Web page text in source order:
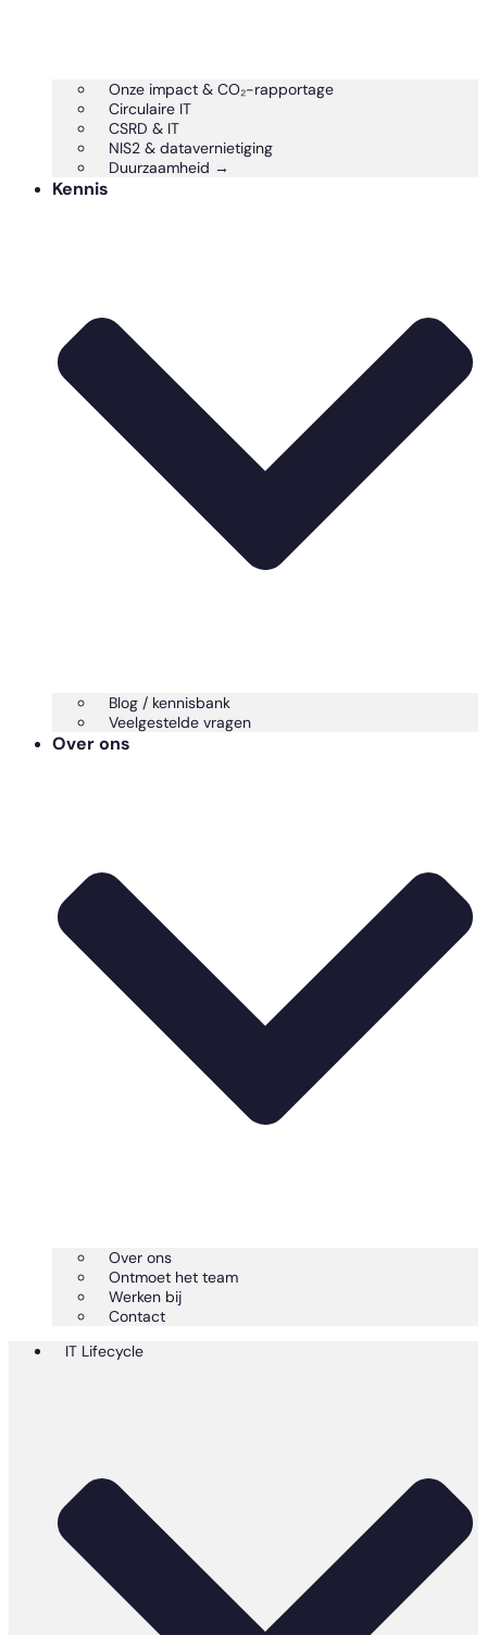
Onze impact & CO₂-rapportage
Circulaire IT
CSRD & IT
NIS2 & datavernietiging
Duurzaamheid →
Kennis
Blog / kennisbank
Veelgestelde vragen
Over ons
Over ons
Ontmoet het team
Werken bij
Contact
IT Lifecycle